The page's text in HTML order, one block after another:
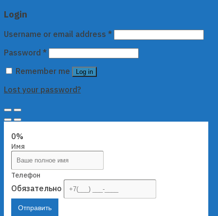
Login
Username or email address *
Password *
Remember me
Log in
Lost your password?
0%
Имя
Телефон
Обязательно
Отправить